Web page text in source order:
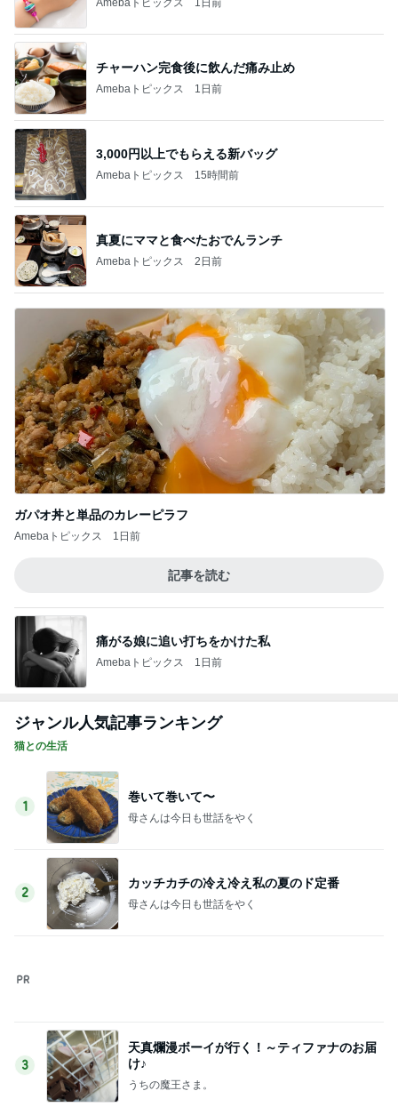
チャーハン完食後に飲んだ痛み止め
Amebaトピックス 1日前
3,000円以上でもらえる新バッグ
Amebaトピックス 15時間前
真夏にママと食べたおでんランチ
Amebaトピックス 2日前
ガパオ丼と単品のカレーピラフ
Amebaトピックス 1日前
記事を読む
痛がる娘に追い打ちをかけた私
Amebaトピックス 1日前
ジャンル人気記事ランキング
猫との生活
1
巻いて巻いて〜
母さんは今日も世話をやく
2
カッチカチの冷え冷え私の夏のド定番
母さんは今日も世話をやく
3
4
チマチマも巨猫も参加します！